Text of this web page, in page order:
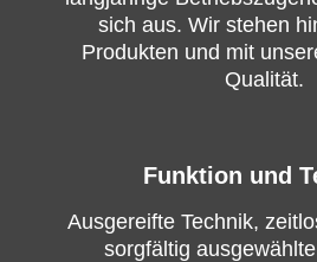
sich aus. Wir stehen
Produkten und mit
Qualität.
Funktion und
Ausgereifte Technik,
sorgfältig